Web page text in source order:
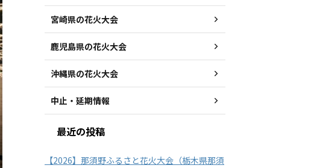
宮崎県の花火大会
鹿児島県の花火大会
沖縄県の花火大会
中止・延期情報
最近の投稿
【2026】那須野ふるさと花火大会（栃木県那須